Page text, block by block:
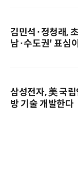
김민석·정청래,
남·수도권' 표심
삼성전자, 美 국
방 기술 개발한다